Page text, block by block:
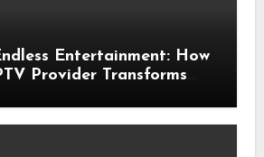
Entertainment: How
Provider Transforms